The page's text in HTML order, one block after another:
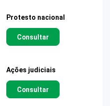
Protesto nacional
Consultar
Ações judiciais
Consultar